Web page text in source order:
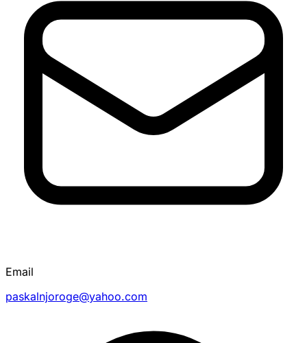
Email
paskalnjoroge@yahoo.com